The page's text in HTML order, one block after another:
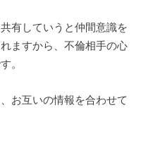
有していうと仲間意識を
ますから、不倫相手の心
。
お互いの情報を合わせて